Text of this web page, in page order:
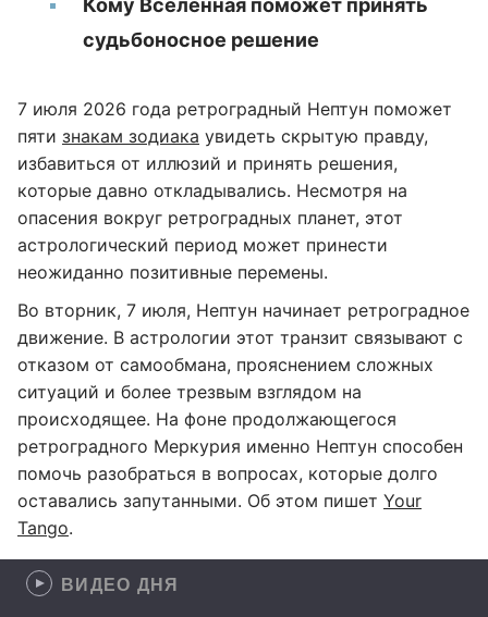
Кому Вселенная поможет принять
судьбоносное решение
7 июля 2026 года ретроградный Нептун поможет
пяти знакам зодиака увидеть скрытую правду,
избавиться от иллюзий и принять решения,
которые давно откладывались. Несмотря на
опасения вокруг ретроградных планет, этот
астрологический период может принести
неожиданно позитивные перемены.
Во вторник, 7 июля, Нептун начинает ретроградное
движение. В астрологии этот транзит связывают с
отказом от самообмана, прояснением сложных
ситуаций и более трезвым взглядом на
происходящее. На фоне продолжающегося
ретроградного Меркурия именно Нептун способен
помочь разобраться в вопросах, которые долго
оставались запутанными. Об этом пишет Your
Tango.
ВИДЕО ДНЯ